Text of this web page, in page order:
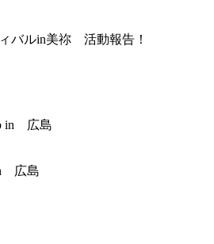
バルin美祢 活動報告！
広島